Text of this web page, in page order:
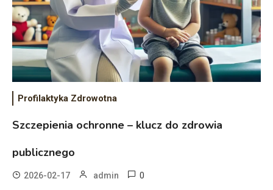
Profilaktyka Zdrowotna
Szczepienia ochronne – klucz do zdrowia
publicznego
2026-02-17 admin 0